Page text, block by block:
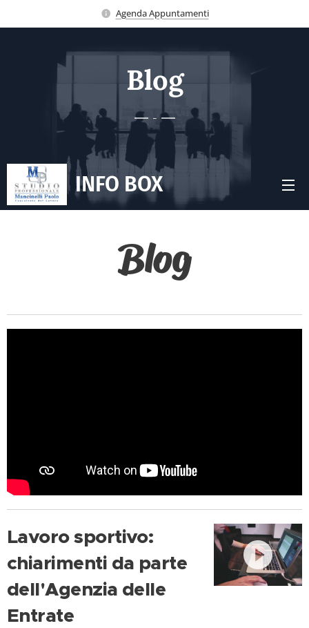
Agenda Appuntamenti
INFO BOX
Blog
-
Blog
Lavoro sportivo:
chiarimenti da parte
dell'Agenzia delle
Entrate